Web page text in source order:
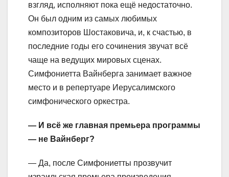
взгляд, исполняют пока ещё недостаточно.
Он был одним из самых любимых
композиторов Шостаковича, и, к счастью, в
последние годы его сочинения звучат всё
чаще на ведущих мировых сценах.
Симфониетта Вайнберга занимает важное
место и в репертуаре Иерусалимского
симфонического оркестра.
— И всё же главная премьера программы
— не Вайнберг?
— Да, после Симфониетты прозвучит